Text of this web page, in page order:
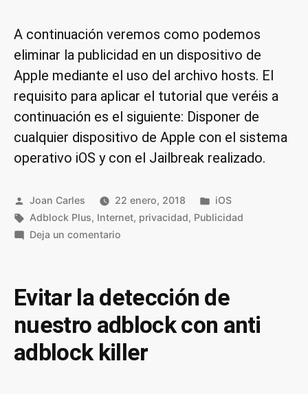
A continuación veremos como podemos
eliminar la publicidad en un dispositivo de
Apple mediante el uso del archivo hosts. El
requisito para aplicar el tutorial que veréis a
continuación es el siguiente: Disponer de
cualquier dispositivo de Apple con el sistema
operativo iOS y con el Jailbreak realizado.
Publicado
por
Joan Carles 22 enero, 2018
Publicado
en
iOS
Etiquetas:
Adblock Plus, Internet, privacidad, Publicidad
Deja un comentario
en
un
iPhone
Evitar la detección de
nuestro adblock con anti
adblock killer